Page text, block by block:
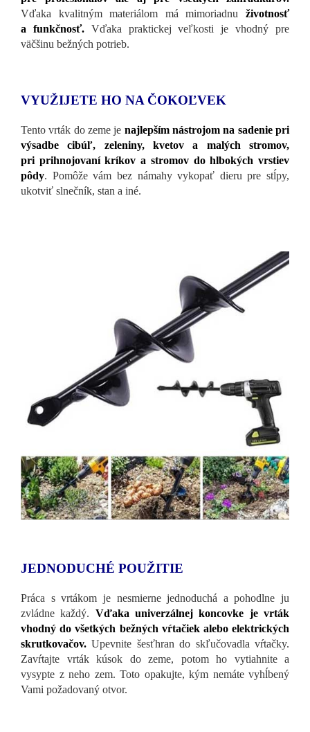
Vďaka kvalitným materiálom má mimoriadnu životnosť
a funkčnosť.Vďaka praktickej veľkosti je vhodný pre
väčšinu bežných potrieb.
VYUŽIJETE HO NA ČOKOĽVEK
Tento vrták do zeme je najlepším nástrojom na sadenie pri
výsadbe cibúľ, zeleniny, kvetov a malých stromov,
pri prihnojovaní kríkov a stromov do hlbokých vrstiev
pôdy. Pomôže vám bez námahy vykopať dieru pre stĺpy,
ukotviť slnečník, stan a iné.
JEDNODUCHÉ POUŽITIE
Práca s vrtákom je nesmierne jednoduchá a pohodlne ju
zvládne každý. Vďaka univerzálnej koncovke je vrták
vhodný do všetkých bežných vŕtačiek alebo elektrických
skrutkovačov. Upevnite šesťhran do skľučovadla vŕtačky.
Zavŕtajte vrták kúsok do zeme, potom ho vytiahnite a
vysypte z neho zem. Toto opakujte, kým nemáte vyhĺbený
Vami požadovaný otvor.